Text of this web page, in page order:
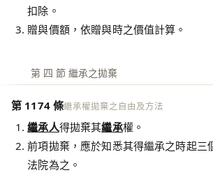
扣除。
贈與價額，依贈與時之價值計算。
第 四 節 繼承之拋棄
第 1174 條繼承權拋棄之自由及方法
繼承人得拋棄其繼承權。
前項拋棄，應於知悉其得繼承之時起三
法院為之。